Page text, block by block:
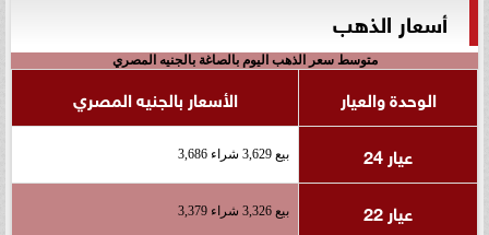
أسعار الذهب
متوسط سعر الذهب اليوم بالصاغة بالجنيه المصري
الوحدة والعيار
الأسعار بالجنيه المصري
عيار 24
بيع 3,629 شراء 3,686
عيار 22 بيع 3,326 شراء 3,379